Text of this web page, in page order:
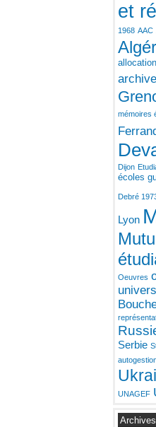
et
1968 AAC
mémoires
Dijon
écoles
Debré
Lyon
Oeuvres
Serbie
UNAGEF
Archives